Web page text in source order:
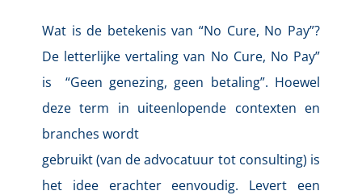
Wat is de betekenis van “No Cure, No Pay”?
De letterlijke vertaling van No Cure, No Pay”
is  “Geen genezing, geen betaling”. Hoewel
deze term in uiteenlopende contexten en
branches wordt
gebruikt (van de advocatuur tot consulting) is
het idee erachter eenvoudig. Levert een